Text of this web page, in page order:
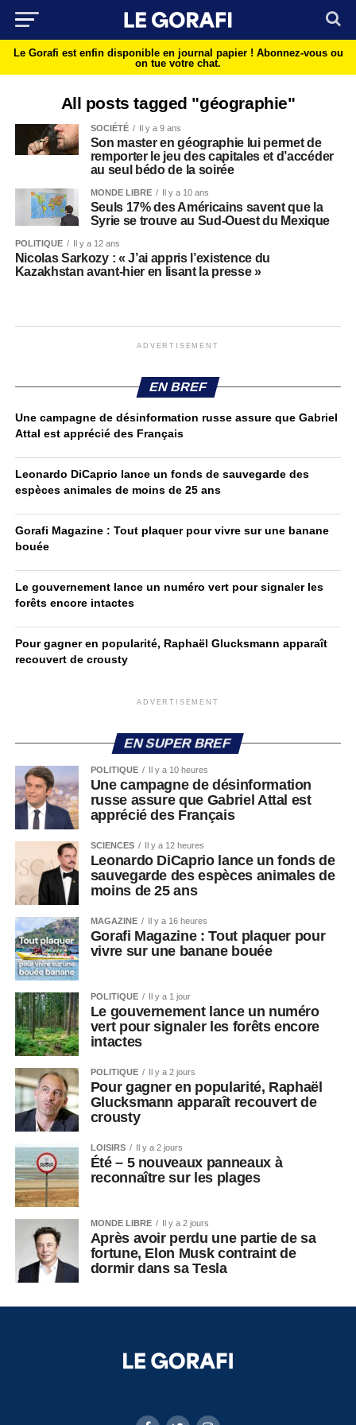
Le Gorafi est enfin disponible en journal papier ! Abonnez-vous ou
on tue votre chat.
All posts tagged "géographie"
SOCIÉTÉ Il y a 9 ans
Son master en géographie lui permet de
remporter le jeu des capitales et d’accéder
au seul bédo de la soirée
MONDE LIBRE Il y a 10 ans
Seuls 17% des Américains savent que la
Syrie se trouve au Sud-Ouest du Mexique
POLITIQUE Il y a 12 ans
Nicolas Sarkozy : « J’ai appris l’existence du
Kazakhstan avant-hier en lisant la presse »
ADVERTISEMENT
EN BREF
Une campagne de désinformation russe assure que Gabriel
Attal est apprécié des Français
Leonardo DiCaprio lance un fonds de sauvegarde des
espèces animales de moins de 25 ans
Gorafi Magazine : Tout plaquer pour vivre sur une banane
bouée
Le gouvernement lance un numéro vert pour signaler les
forêts encore intactes
Pour gagner en popularité, Raphaël Glucksmann apparaît
recouvert de crousty
ADVERTISEMENT
EN SUPER BREF
POLITIQUE Il y a 10 heures
Une campagne de désinformation
russe assure que Gabriel Attal est
apprécié des Français
SCIENCES Il y a 12 heures
Leonardo DiCaprio lance un fonds de
sauvegarde des espèces animales de
moins de 25 ans
MAGAZINE Il y a 16 heures
Gorafi Magazine : Tout plaquer pour
vivre sur une banane bouée
POLITIQUE Il y a 1 jour
Le gouvernement lance un numéro
vert pour signaler les forêts encore
intactes
POLITIQUE Il y a 2 jours
Pour gagner en popularité, Raphaël
Glucksmann apparaît recouvert de
crousty
LOISIRS Il y a 2 jours
Été – 5 nouveaux panneaux à
reconnaître sur les plages
MONDE LIBRE Il y a 2 jours
Après avoir perdu une partie de sa
fortune, Elon Musk contraint de
dormir dans sa Tesla